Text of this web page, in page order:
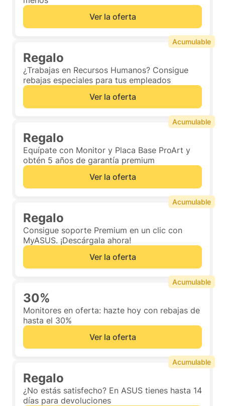
Ver la oferta
Regalo
¿Trabajas en Recursos Humanos? Consigue
rebajas especiales para tus empleados
Ver la oferta
Acumulable
Regalo
Equípate con Monitor y Placa Base ProArt y
obtén 5 años de garantía premium
Ver la oferta
Acumulable
Regalo
Consigue soporte Premium en un clic con
MyASUS. ¡Descárgala ahora!
Ver la oferta
Acumulable
30%
Monitores en oferta: hazte hoy con rebajas de
hasta el 30%
Ver la oferta
Acumulable
Regalo
¿No estás satisfecho? En ASUS tienes hasta 14
días para devoluciones
Acumulable